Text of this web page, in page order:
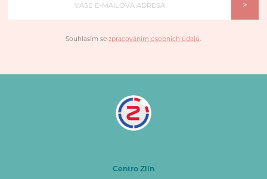
>
Souhlasím sezpracováním osobních údajů.
Centro Zlín